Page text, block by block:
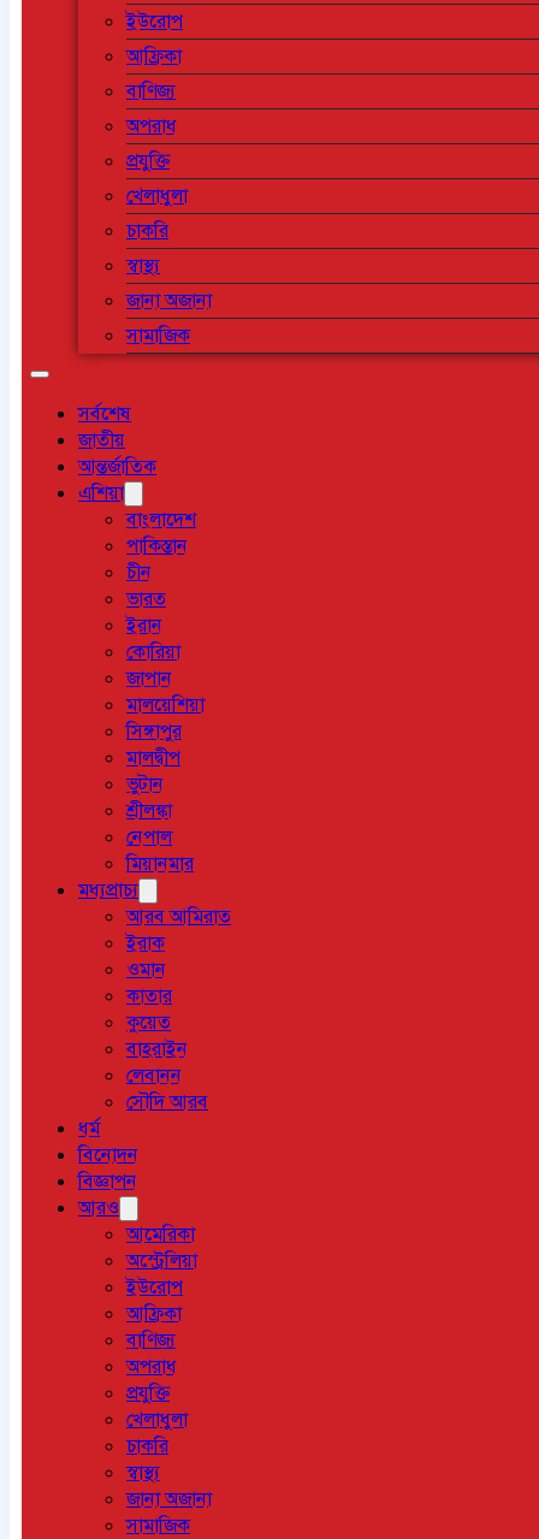
ইউরোপ
আফ্রিকা
বাণিজ্য
অপরাধ
প্রযুক্তি
খেলাধুলা
চাকরি
স্বাস্থ্য
জানা অজানা
সামাজিক
সর্বশেষ
জাতীয়
আন্তর্জাতিক
এশিয়া
বাংলাদেশ
পাকিস্তান
চীন
ভারত
ইরান
কোরিয়া
জাপান
মালয়েশিয়া
সিঙ্গাপুর
মালদ্বীপ
ভুটান
শ্রীলঙ্কা
নেপাল
মিয়ানমার
মধ্যপ্রাচ্য
আরব আমিরাত
ইরাক
ওমান
কাতার
কুয়েত
বাহরাইন
লেবানন
সৌদি আরব
ধর্ম
বিনোদন
বিজ্ঞাপন
আরও
আমেরিকা
অস্ট্রেলিয়া
ইউরোপ
আফ্রিকা
বাণিজ্য
অপরাধ
প্রযুক্তি
খেলাধুলা
চাকরি
স্বাস্থ্য
জানা অজানা
সামাজিক